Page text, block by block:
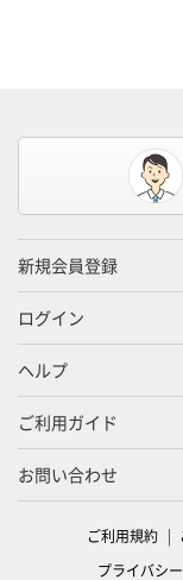
新規会員登録
ログイン
ヘルプ
ご利用ガイド
お問い合わせ
ご利用規約
プライバシ